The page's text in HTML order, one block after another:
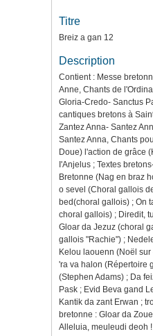
Titre
Breiz a gan 12
Description
Contient : Messe
Anne, Chants de
Gloria-Credo- Sanctus
cantiques bretons à
Zantez Anna- Santez
Santez Anna, Chants
Doue) l'action de grâce
I'Anjelus ; Textes
Bretonne (Nag en braz
o sevel (Choral gallois
bed(choral gallois) ; On
choral gallois) ; Diredit,
Gloar da Jezuz (choral
gallois "Rachie") ;
Kelou laouenn (Noël
'ra va halon (Répertoire
(Stephen Adams) ; Da
Pask ; Evid Beva gand
Kantik da zant Erwan ;
bretonne : Gloar da
Alleluia, meuleudi deoh !